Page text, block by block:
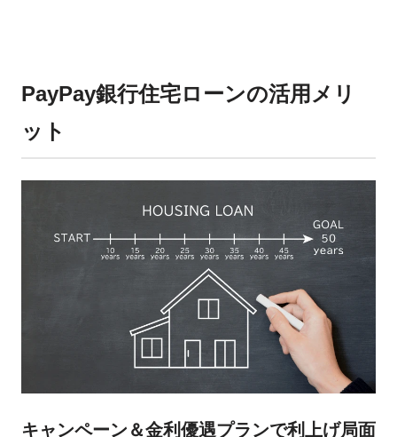
PayPay銀行住宅ローンの活用メリ
ット
キャンペーン＆金利優遇プランで利上げ局面